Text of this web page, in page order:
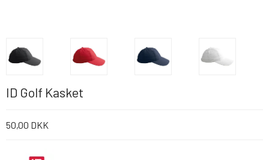
ID Golf Kasket
50,00 DKK